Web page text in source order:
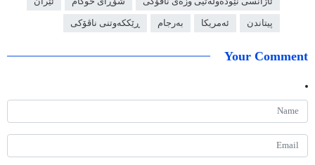
پیتاندن ئەمریکا بەرجام ڕێککەوتنی ناڤۆکی
Your Comment